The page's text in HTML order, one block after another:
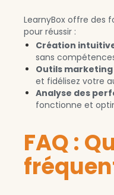
LearnyBox offre des
pour réussir :
Création
sans
Outils
et fidélisez votre
Analyse des
fonctionne et
FAQ :